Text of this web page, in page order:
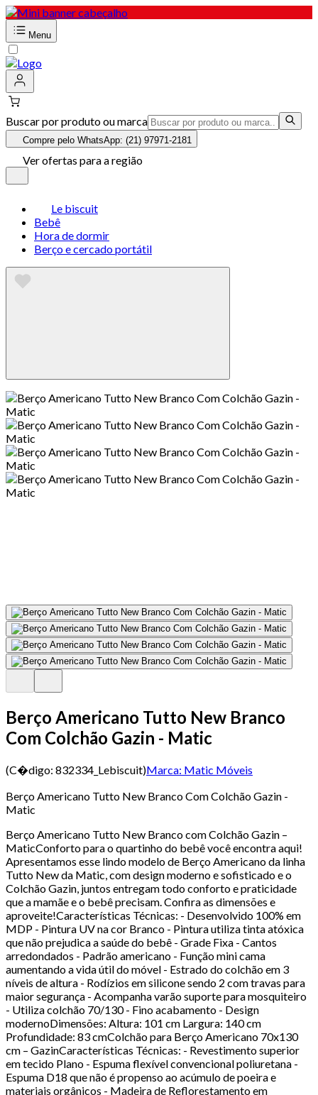
Menu
Buscar por produto ou marca
Compre pelo WhatsApp: (21) 97971-2181
Ver ofertas para a região
Le biscuit
Bebê
Hora de dormir
Berço e cercado portátil
Berço Americano Tutto New Branco
Com Colchão Gazin - Matic
(C�digo: 832334_Lebiscuit)Marca: Matic Móveis
Berço Americano Tutto New Branco Com Colchão Gazin -
Matic
Berço Americano Tutto New Branco com Colchão Gazin –
MaticConforto para o quartinho do bebê você encontra aqui!
Apresentamos esse lindo modelo de Berço Americano da linha
Tutto New da Matic, com design moderno e sofisticado e o
Colchão Gazin, juntos entregam todo conforto e praticidade
que a mamãe e o bebê precisam. Confira as dimensões e
aproveite!Características Técnicas: - Desenvolvido 100% em
MDP - Pintura UV na cor Branco - Pintura utiliza tinta atóxica
que não prejudica a saúde do bebê - Grade Fixa - Cantos
arredondados - Padrão americano - Função mini cama
aumentando a vida útil do móvel - Estrado do colchão em 3
níveis de altura - Rodízios em silicone sendo 2 com travas para
maior segurança - Acompanha varão suporte para mosquiteiro
- Utiliza colchão 70/130 - Fino acabamento - Design
modernoDimensões: Altura: 101 cm Largura: 140 cm
Profundidade: 83 cmColchão para Berço Americano 70x130
cm – GazinCaracterísticas Técnicas: - Revestimento superior
em tecido Plano - Espuma flexível convencional poliuretana -
Espuma D18 que não é propenso ao acúmulo de poeira e
materiais orgânicos - Madeira de Reflorestamento em